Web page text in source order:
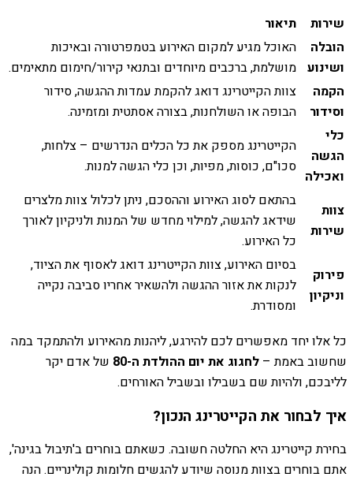
שירות
תיאור
הובלה
ושינוע
האוכל מגיע למקום האירוע בטמפרטורה ובאיכות
מושלמת, ברכבים מיוחדים ובתנאי קירור/חימום מתאימים.
הקמה
וסידור
צוות הקייטרינג דואג להקמת עמדות ההגשה, סידור
הבופה או השולחנות, בצורה אסתטית ומזמינה.
כלי
הגשה
ואכילה
הקייטרינג מספק את כל הכלים הנדרשים – צלחות,
סכו"ם, כוסות, מפיות, וכן כלי הגשה למנות.
צוות
שירות
בהתאם לסוג האירוע וההסכם, ניתן לכלול צוות מלצרים
שידאג להגשה, למילוי מחדש של המנות ולניקיון לאורך
כל האירוע.
פירוק
וניקיון
בסיום האירוע, צוות הקייטרינג דואג לאסוף את הציוד,
לנקות את אזור ההגשה ולהשאיר אחריו סביבה נקייה
ומסודרת.
כל אלו יחד מאפשרים לכם להירגע, ליהנות מהאירוע ולהתמקד במה
שחשוב באמת – לחגוג את יום ההולדת ה-80
של אדם יקר
לליבכם, ולהיות שם בשבילו ובשביל האורחים.
איך לבחור את הקייטרינג הנכון?
בחירת קייטרינג היא החלטה חשובה. כשאתם בוחרים ב'תיבול בגינה',
אתם בוחרים בצוות מנוסה שיודע להגשים חלומות קולינריים. הנה